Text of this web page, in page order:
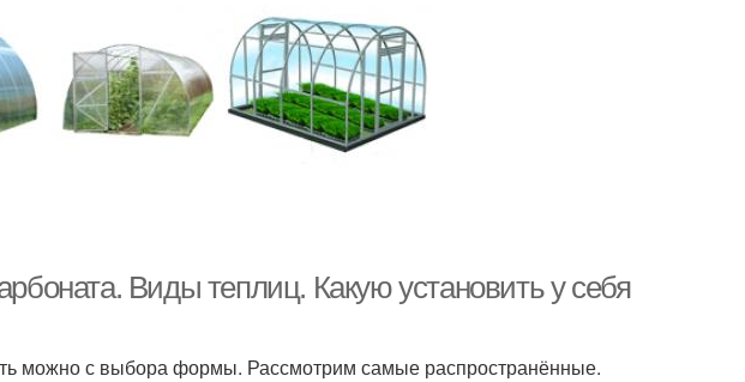
Виды теплиц. Какую установить у себя
можно с выбора формы. Рассмотрим самые распространённые.